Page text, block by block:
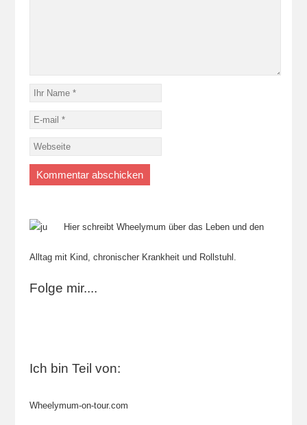
Hier schreibt Wheelymum über das Leben und den
Alltag mit Kind, chronischer Krankheit und Rollstuhl.
Folge mir....
Ich bin Teil von:
Wheelymum-on-tour.com